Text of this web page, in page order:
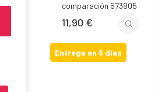
comparación 573905
Precio
11,90 €
Entrega en 5 días